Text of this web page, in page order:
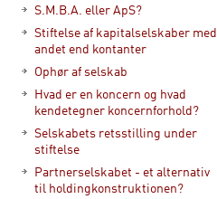
S.M.B.A. eller ApS?
Stiftelse af kapitalselskaber med
andet end kontanter
Ophør af selskab
Hvad er en koncern og hvad
kendetegner koncernforhold?
Selskabets retsstilling under
stiftelse
Partnerselskabet - et alternativ
til holdingkonstruktionen?